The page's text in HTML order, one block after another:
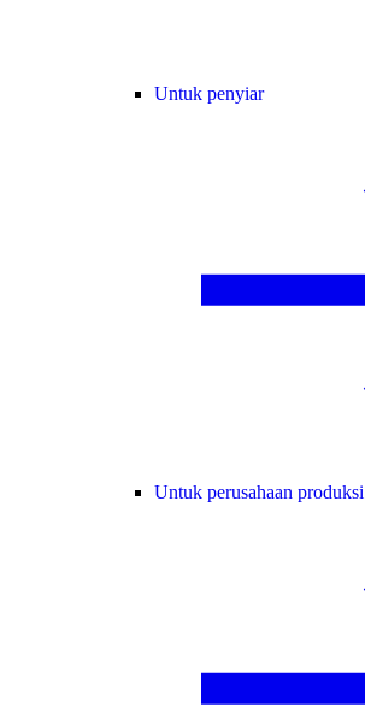
Untuk penyiar
Untuk perusahaan produksi